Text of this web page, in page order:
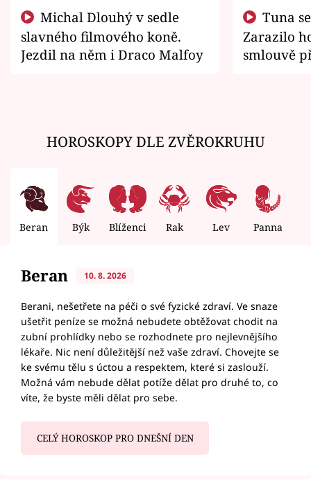
slavného filmového koně.
Jezdil na něm i Draco Malfoy
Zarazilo
smlouvě
HOROSKOPY DLE ZVĚROKRUHU
Beran Býk Blíženci Rak Lev Panna
Beran 10. 8. 2026
Berani, nešetřete na péči o své fyzické zdraví. Ve snaze
ušetřit peníze se možná nebudete obtěžovat chodit na
zubní prohlídky nebo se rozhodnete pro nejlevnějšího
lékaře. Nic není důležitější než vaše zdraví. Chovejte se
ke svému tělu s úctou a respektem, které si zaslouží.
Možná vám nebude dělat potíže dělat pro druhé to, co
víte, že byste měli dělat pro sebe.
CELÝ HOROSKOP PRO DNEŠNÍ DEN